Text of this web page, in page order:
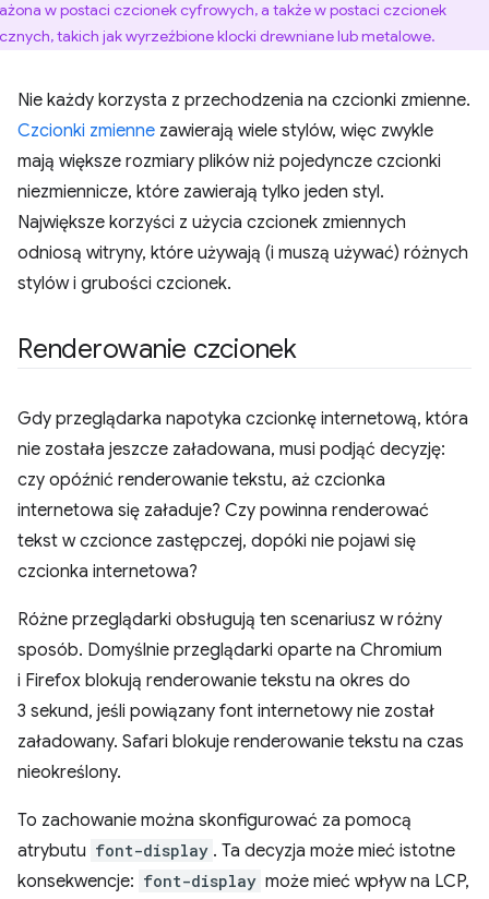
w postaci czcionek cyfrowych, a także w postaci czcionek
takich jak wyrzeźbione klocki drewniane lub metalowe.
Nie każdy korzysta z przechodzenia na czcionki zmienne.
Czcionki zmienne zawierają wiele stylów, więc zwykle
mają większe rozmiary plików niż pojedyncze czcionki
niezmiennicze, które zawierają tylko jeden styl.
Największe korzyści z użycia czcionek zmiennych
odniosą witryny, które używają (i muszą używać) różnych
stylów i grubości czcionek.
Renderowanie czcionek
Gdy przeglądarka napotyka czcionkę internetową, która
nie została jeszcze załadowana, musi podjąć decyzję:
czy opóźnić renderowanie tekstu, aż czcionka
internetowa się załaduje? Czy powinna renderować
tekst w czcionce zastępczej, dopóki nie pojawi się
czcionka internetowa?
Różne przeglądarki obsługują ten scenariusz w różny
sposób. Domyślnie przeglądarki oparte na Chromium
i Firefox blokują renderowanie tekstu na okres do
3 sekund, jeśli powiązany font internetowy nie został
załadowany. Safari blokuje renderowanie tekstu na czas
nieokreślony.
To zachowanie można skonfigurować za pomocą
atrybutu font-display . Ta decyzja może mieć istotne
konsekwencje: font-display może mieć wpływ na LCP,